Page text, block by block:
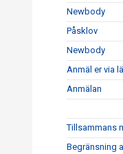
Newbody
Påsklov
Newbody
Anmäl er via
Anmälan
Tillsammans
Begränsning